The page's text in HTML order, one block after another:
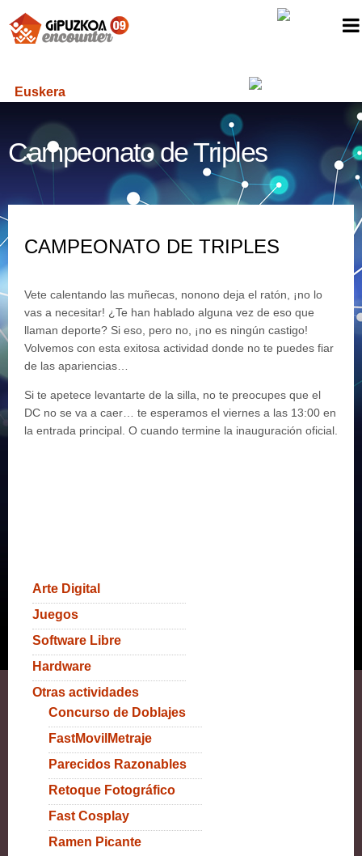
Euskera
Campeonato de Triples
CAMPEONATO DE TRIPLES
Vete calentando las muñecas, nonono deja el ratón, ¡no lo
vas a necesitar! ¿Te han hablado alguna vez de eso que
llaman deporte? Si eso, pero no, ¡no es ningún castigo!
Volvemos con esta exitosa actividad donde no te puedes fiar
de las apariencias…
Si te apetece levantarte de la silla, no te preocupes que el
DC no se va a caer… te esperamos el viernes a las 13:00 en
la entrada principal. O cuando termine la inauguración oficial.
Arte Digital
Juegos
Software Libre
Hardware
Otras actividades
Concurso de Doblajes
FastMovilMetraje
Parecidos Razonables
Retoque Fotográfico
Fast Cosplay
Ramen Picante